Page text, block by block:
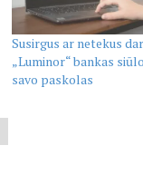
Susirgus ar netekus
„Luminor“ bankas
savo paskolas